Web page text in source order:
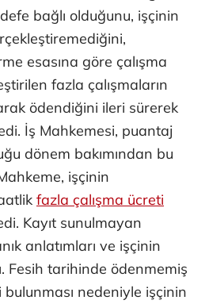
bağlı olduğunu, işçinin
esasına göre çalışma
fazla çalışmaların
ödendiğini ileri sürerek
İş Mahkemesi, puantaj
dönem bakımından bu
işçinin
fazla çalışma ücreti
Kayıt sunulmayan
anlatımları ve işçinin
Fesih tarihinde ödenmemiş
nedeniyle işçinin